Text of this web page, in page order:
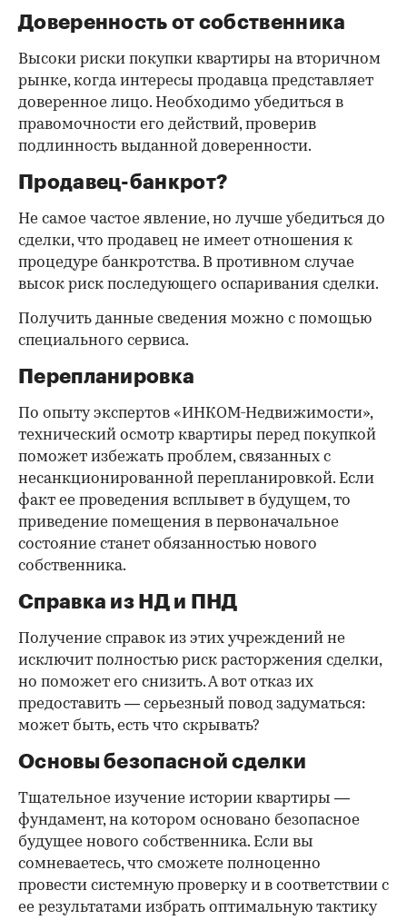
Доверенность от собственника
Высоки риски покупки квартиры на вторичном
рынке, когда интересы продавца представляет
доверенное лицо. Необходимо убедиться в
правомочности его действий, проверив
подлинность выданной доверенности.
Продавец-банкрот?
Не самое частое явление, но лучше убедиться до
сделки, что продавец не имеет отношения к
процедуре банкротства. В противном случае
высок риск последующего оспаривания сделки.
Получить данные сведения можно с помощью
специального сервиса.
Перепланировка
По опыту экспертов «ИНКОМ-Недвижимости»,
технический осмотр квартиры перед покупкой
поможет избежать проблем, связанных с
несанкционированной перепланировкой. Если
факт ее проведения всплывет в будущем, то
приведение помещения в первоначальное
состояние станет обязанностью нового
собственника.
Справка из НД и ПНД
Получение справок из этих учреждений не
исключит полностью риск расторжения сделки,
но поможет его снизить. А вот отказ их
предоставить — серьезный повод задуматься:
может быть, есть что скрывать?
Основы безопасной сделки
Тщательное изучение истории квартиры —
фундамент, на котором основано безопасное
будущее нового собственника. Если вы
сомневаетесь, что сможете полноценно
провести системную проверку и в соответствии с
ее результатами избрать оптимальную тактику